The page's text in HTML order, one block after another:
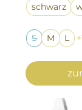
schwarz
S M L